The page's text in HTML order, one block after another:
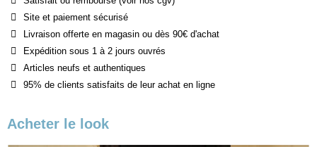
Site et paiement sécurisé
Livraison offerte en magasin ou dès 90€ d'achat
Expédition sous 1 à 2 jours ouvrés
Articles neufs et authentiques
95% de clients satisfaits de leur achat en ligne
Acheter le look